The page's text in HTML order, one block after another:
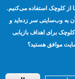
ترویج
از کلوچک استفاده می‌کنیم.
به وب‌سایتی سر زده‌اید و
برای اهداف بازیابی
موافق هستید؟